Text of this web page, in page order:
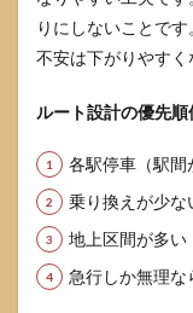
りにしないことで
不安は下がりやすく
ルート設計の優先順
各駅停車（駅間
乗り換えが少な
地上区間が多い
急行しか無理な